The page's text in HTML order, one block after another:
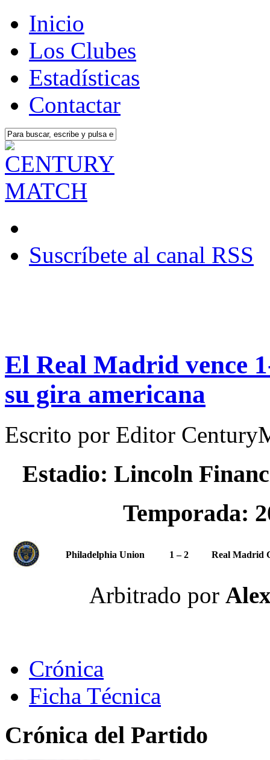
Inicio
Los Clubes
Estadísticas
Contactar
Suscríbete al canal RSS
El Real Madrid vence
su gira americana
Escrito por Editor
Estadio: Lincoln
Temporada:
Philadelphia Union 1 – 2 Real Madrid
Arbitrado por
Crónica
Ficha Técnica
Crónica del Partido